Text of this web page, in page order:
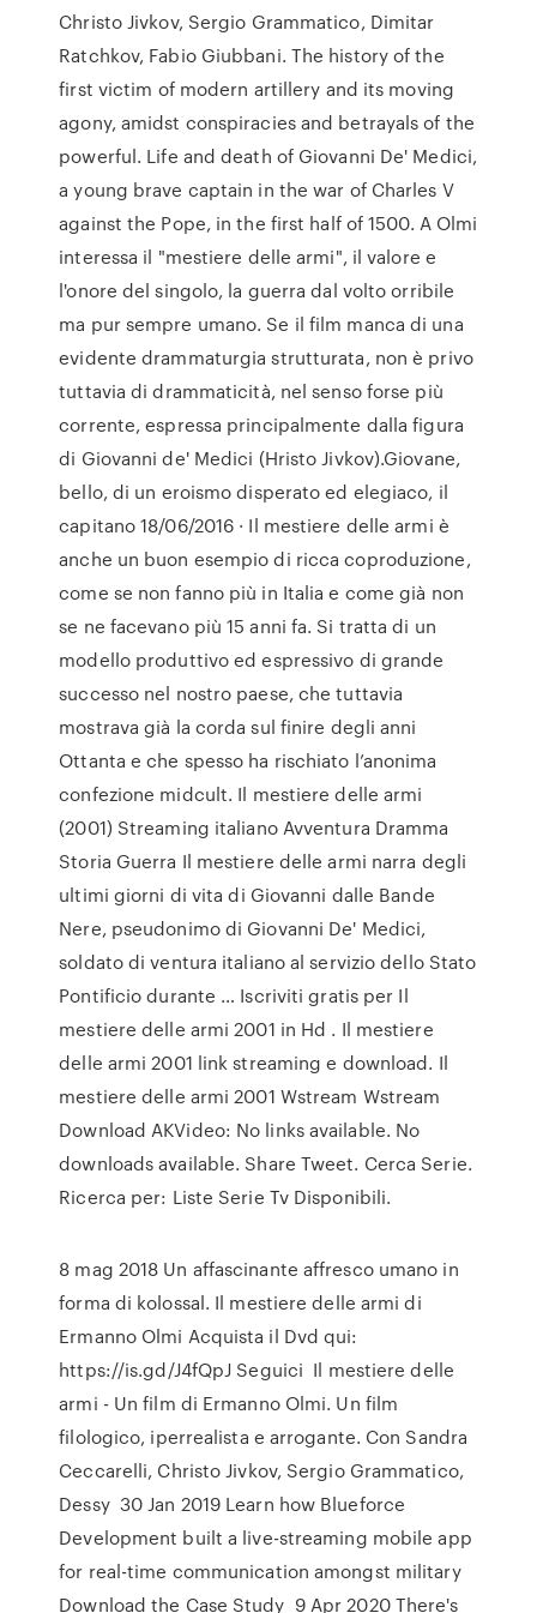
Christo Jivkov, Sergio Grammatico, Dimitar
Ratchkov, Fabio Giubbani. The history of the
first victim of modern artillery and its moving
agony, amidst conspiracies and betrayals of the
powerful. Life and death of Giovanni De' Medici,
a young brave captain in the war of Charles V
against the Pope, in the first half of 1500. A Olmi
interessa il "mestiere delle armi", il valore e
l'onore del singolo, la guerra dal volto orribile
ma pur sempre umano. Se il film manca di una
evidente drammaturgia strutturata, non è privo
tuttavia di drammaticità, nel senso forse più
corrente, espressa principalmente dalla figura
di Giovanni de' Medici (Hristo Jivkov).Giovane,
bello, di un eroismo disperato ed elegiaco, il
capitano 18/06/2016 · Il mestiere delle armi è
anche un buon esempio di ricca coproduzione,
come se non fanno più in Italia e come già non
se ne facevano più 15 anni fa. Si tratta di un
modello produttivo ed espressivo di grande
successo nel nostro paese, che tuttavia
mostrava già la corda sul finire degli anni
Ottanta e che spesso ha rischiato l’anonima
confezione midcult. Il mestiere delle armi
(2001) Streaming italiano Avventura Dramma
Storia Guerra Il mestiere delle armi narra degli
ultimi giorni di vita di Giovanni dalle Bande
Nere, pseudonimo di Giovanni De' Medici,
soldato di ventura italiano al servizio dello Stato
Pontificio durante … Iscriviti gratis per Il
mestiere delle armi 2001 in Hd . Il mestiere
delle armi 2001 link streaming e download. Il
mestiere delle armi 2001 Wstream Wstream
Download AKVideo: No links available. No
downloads available. Share Tweet. Cerca Serie.
Ricerca per: Liste Serie Tv Disponibili.
8 mag 2018 Un affascinante affresco umano in
forma di kolossal. Il mestiere delle armi di
Ermanno Olmi Acquista il Dvd qui:
https://is.gd/J4fQpJ Seguici Il mestiere delle
armi - Un film di Ermanno Olmi. Un film
filologico, iperrealista e arrogante. Con Sandra
Ceccarelli, Christo Jivkov, Sergio Grammatico,
Dessy 30 Jan 2019 Learn how Blueforce
Development built a live-streaming mobile app
for real-time communication amongst military
Download the Case Study 9 Apr 2020 There's